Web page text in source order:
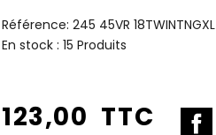
Référence: 245 45VR 18TWINTNGXL
En stock : 15 Produits
123,00 TTC